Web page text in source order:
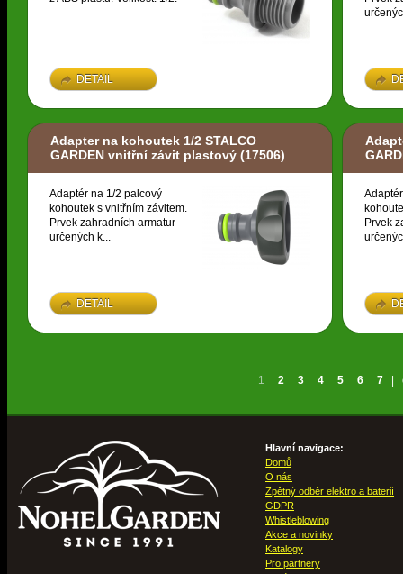
DETAIL
Adapter na kohoutek 1/2 STALCO
GARDEN vnitřní závit plastový (17506)
Adaptér na 1/2 palcový
kohoutek s vnitřním závitem.
Prvek zahradních armatur
určených k...
DETAIL
Prvek
1 2 3 4 5 6 7
Hlavní navigace:
Domů
O nás
Zpětný odběr elektro a baterií
GDPR
Whistleblowing
Akce a novinky
Katalogy
Pro partnery